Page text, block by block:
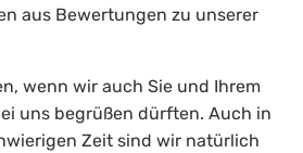
aus Bewertungen zu unserer
wenn wir auch Sie und Ihrem
uns begrüßen dürften. Auch in
Zeit sind wir natürlich